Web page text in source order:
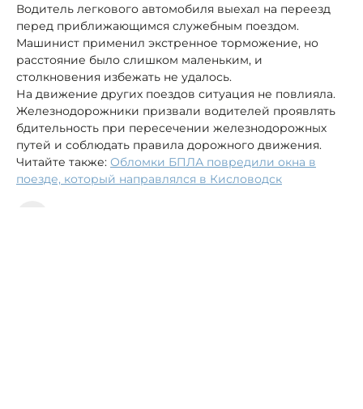
Водитель легкового автомобиля выехал на переезд
перед приближающимся служебным поездом.
Машинист применил экстренное торможение, но
расстояние было слишком маленьким, и
столкновения избежать не удалось.
На движение других поездов ситуация не повлияла.
Железнодорожники призвали водителей проявлять
бдительность при пересечении железнодорожных
путей и соблюдать правила дорожного движения.
Читайте также: Обломки БПЛА повредили окна в
поезде, который направлялся в Кисловодск